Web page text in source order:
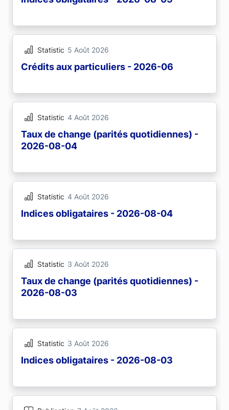
Statistic 5 Août 2026
Crédits aux particuliers - 2026-06
Statistic 4 Août 2026
Taux de change (parités quotidiennes) -
2026-08-04
Statistic 4 Août 2026
Indices obligataires - 2026-08-04
Statistic 3 Août 2026
Taux de change (parités quotidiennes) -
2026-08-03
Statistic 3 Août 2026
Indices obligataires - 2026-08-03